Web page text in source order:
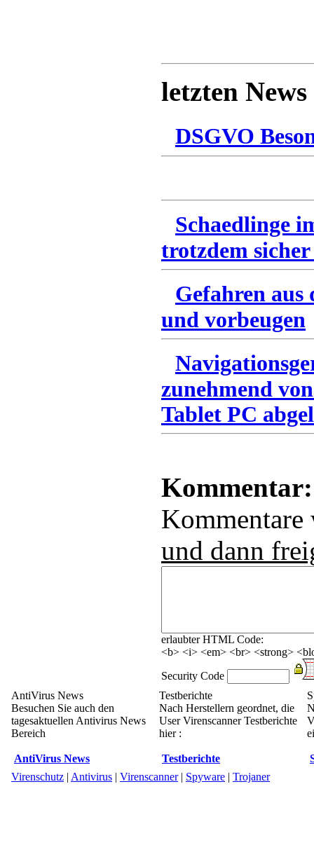
letzten News
DSGVO
Schaedlinge
trotzdem
Gefahren
und vorbeugen
zunehmend
Tablet PC
Kommentar:
und dann
erlaubter HTML Code:
<b> <i> <em> <br> <strong>
Security Code
AntiVirus News
Besuchen Sie auch den
tagesaktuellen Antivirus News
Bereich
AntiVirus News
Testberichte
Nach Herstellern geordnet, die
User Virenscanner Testberichte
hier :
Testberichte
Virenschutz | Antivirus | Virenscanner| Spyware | Trojaner